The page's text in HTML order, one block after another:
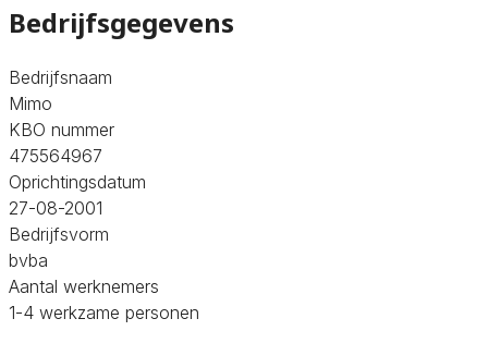
Bedrijfsgegevens
Bedrijfsnaam
Mimo
KBO nummer
475564967
Oprichtingsdatum
27-08-2001
Bedrijfsvorm
bvba
Aantal werknemers
1-4 werkzame personen